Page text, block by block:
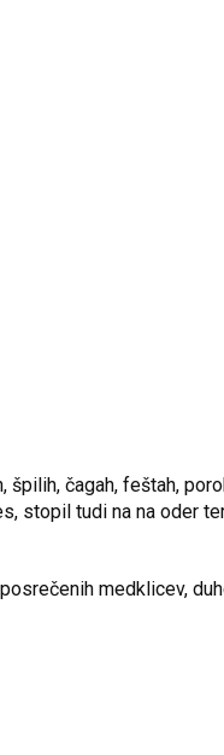
čagah, feštah,
stopil tudi na na oder
medklicev,